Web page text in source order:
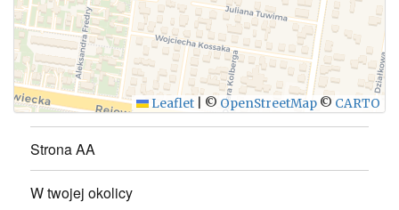
Leaflet © OpenStreetMap © CARTO
Strona AA
W twojej okolicy